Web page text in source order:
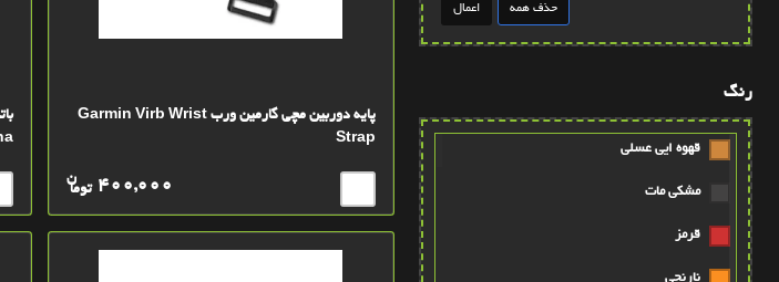
رنگ
قهوه ايي عسلي
مشکي مات
قرمز
نارنجي
پایه دوربین مچی گارمین ورب Garmin Virb Wrist
Strap
توما
ن 400,000